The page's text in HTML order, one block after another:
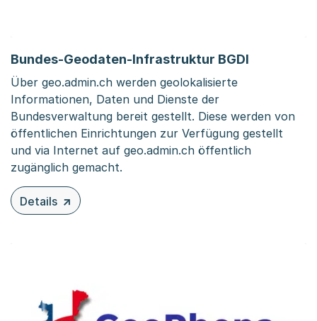
Bundes-Geodaten-Infrastruktur BGDI
Über geo.admin.ch werden geolokalisierte
Informationen, Daten und Dienste der
Bundesverwaltung bereit gestellt. Diese werden von
öffentlichen Einrichtungen zur Verfügung gestellt
und via Internet auf geo.admin.ch öffentlich
zugänglich gemacht.
Details
zu diesem Inhalt: Bundes-Geodaten-Infrastruktur BGDI